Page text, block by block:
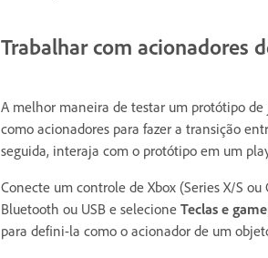
Trabalhar com acionadores
A melhor maneira de testar um protótipo
como acionadores para fazer a transição
seguida, interaja com o protótipo em um
Conecte um controle de Xbox (Series X/S
Bluetooth ou USB e selecione Teclas e
para defini-la como o acionador de um